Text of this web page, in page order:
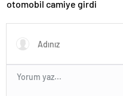
otomobil camiye girdi